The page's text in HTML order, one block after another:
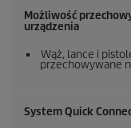
Możliwość
urządzenia
Wąż, lance i
przechowywane
SystemQuick